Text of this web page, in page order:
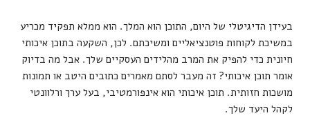
בעידן הדיגיטלי של היום, התוכן הוא המלך. הוא ממלא תפקיד מכריע
במשיכת לקוחות פוטנציאליים ומשיכתם. לכן, השקעה בתוכן איכותי
חיונית כדי להפיק את המרב מהלידים העסקיים שלך. אבל מה בדיוק
אומר תוכן איכותי? זה מעבר לסתם מאמרים כתובים היטב או תמונות
מושכות חזותית. תוכן איכותי הוא אינפורמטיבי, בעל ערך ורלוונטי
לקהל היעד שלך.